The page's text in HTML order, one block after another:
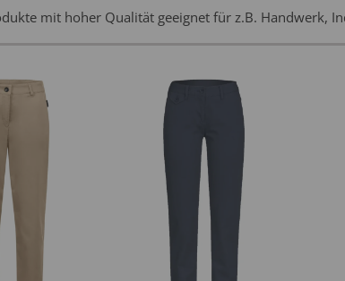
mit hoher Qualität geeignet für z.B. Handwerk,